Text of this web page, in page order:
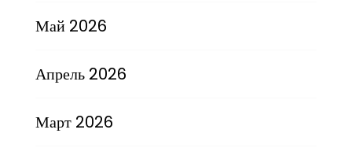
Май 2026
Апрель 2026
Март 2026